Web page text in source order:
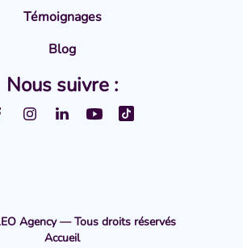
Témoignages
Blog
Nous suivre :
Agency — Tous droits réservés
Accueil